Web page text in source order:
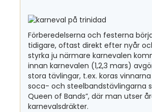
Förberedelserna och festerna
tidigare, oftast direkt efter nyår
styrka ju närmare karnevalen
innan karnevalen (1,2,3 mars)
stora tävlingar, t.ex. koras
soca- och steelbandstävlingarna
Queen of Bands”, där man utser
karnevalsdräkter.